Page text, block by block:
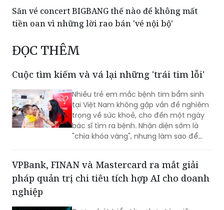
Săn vé concert BIGBANG thế nào để không mất
tiền oan vì những lời rao bán 'vé nội bộ'
ĐỌC THÊM
Cuộc tìm kiếm và vá lại những 'trái tim lỗi'
Nhiều trẻ em mắc bệnh tim bẩm sinh
tại Việt Nam không gặp vấn đề nghiêm
trọng về sức khoẻ, cho đến một ngày
bác sĩ tìm ra bệnh. Nhận diện sớm là
"chìa khóa vàng", nhưng làm sao để
nơi điều kiện y tế còn thiếu thốn?
VPBank, FINAN và Mastercard ra mắt giải
pháp quản trị chi tiêu tích hợp AI cho doanh
nghiệp